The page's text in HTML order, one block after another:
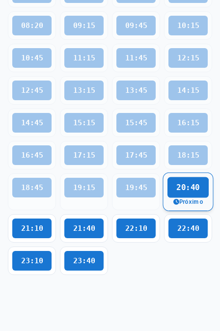
08:20 09:15 09:45 10:15
10:45 11:15 11:45 12:15
12:45 13:15 13:45 14:15
14:45 15:15 15:45 16:15
16:45 17:15 17:45 18:15
18:45 19:15 19:45 20:40
Próximo
21:10 21:40 22:10 22:40
23:10 23:40